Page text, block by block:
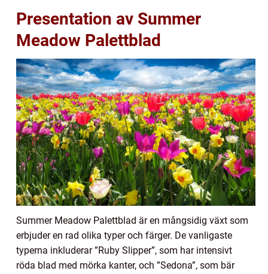
Presentation av Summer
Meadow Palettblad
Summer Meadow Palettblad är en mångsidig växt som
erbjuder en rad olika typer och färger. De vanligaste
typerna inkluderar ”Ruby Slipper”, som har intensivt
röda blad med mörka kanter, och ”Sedona”, som bär